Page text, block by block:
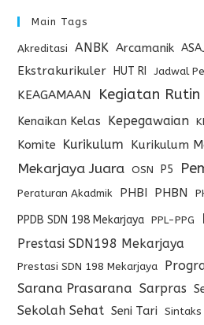
Main Tags
Akreditasi ANBK Arcamanik
Ekstrakurikuler HUT RI Jadwal
KEAGAMAAN Kegiatan Rutin
Kenaikan Kelas
Kepegawaian
Komite Kurikulum Kurikulum
Mekarjaya Juara OSN P5
Peraturan Akadmik PHBI PHBN
PPDB SDN 198 Mekarjaya PPL-PPG
Prestasi SDN198 Mekarjaya
Prestasi SDN 198 Mekarjaya
Sarana Prasarana Sarpras
Sekolah Sehat Seni Tari Sintaks